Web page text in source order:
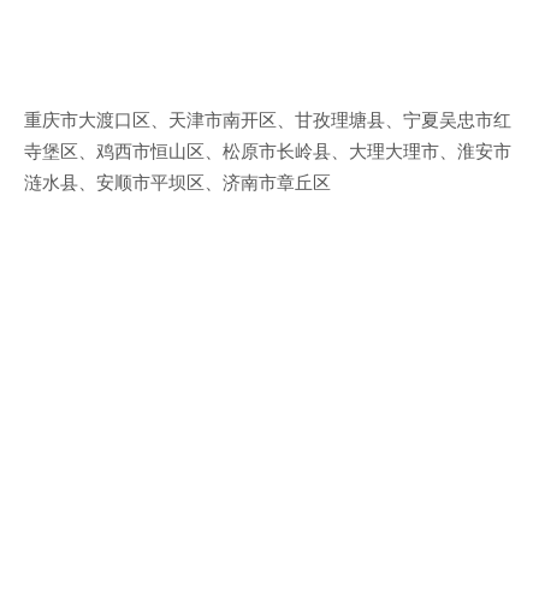
重庆市大渡口区、天津市南开区、甘孜理塘县、宁夏吴忠市红
寺堡区、鸡西市恒山区、松原市长岭县、大理大理市、淮安市
涟水县、安顺市平坝区、济南市章丘区